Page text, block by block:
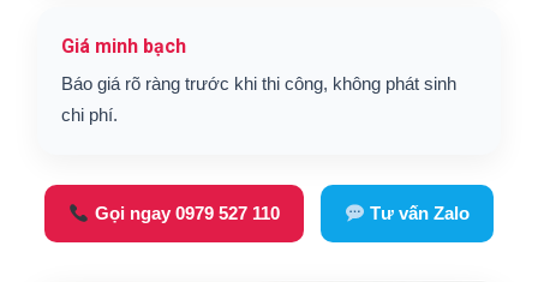
Giá minh bạch
Báo giá rõ ràng trước khi thi công, không phát sinh
chi phí.
Gọi ngay 0979 527 110 Tư vấn Zalo